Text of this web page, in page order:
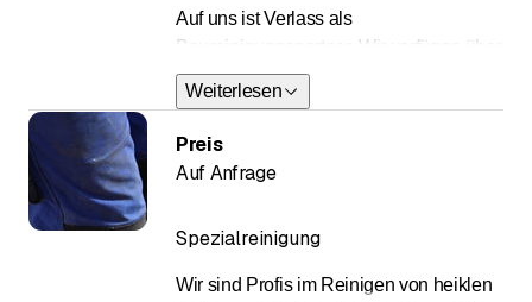
Auf uns ist Verlass als
Baureinigungspartner. Wir verfügen über
das nötige Wissen Neu- und/oder
Umbauten effizient, sicher und preiswert
zu reinigen.
Weiterlesen
Spezialreinigung
Wir sind Profis im Reinigen von heiklen
Preis
Auf Anfrage